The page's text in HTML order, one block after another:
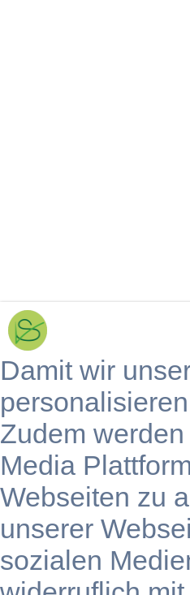
Damit wir
Zudem
Media
Webseiten zu
unserer
sozialen